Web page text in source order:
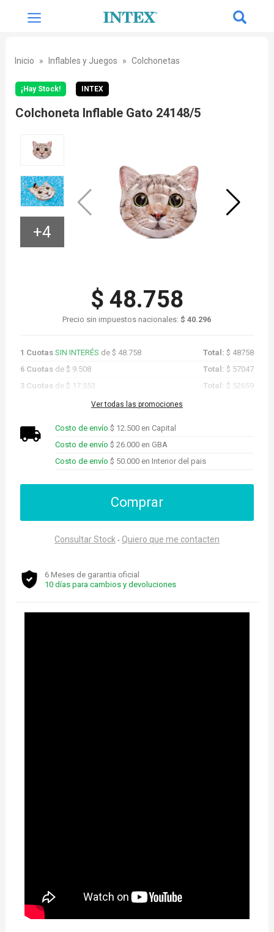
Inicio Inflables y Juegos Colchonetas
¡Hay Stock! INTEX
Colchoneta Inflable Gato 24148/5
+4
$ 48.758
Precio sin impuestos nacionales:$ 40.296
1 Cuotas SIN INTERÉS de $ 48.758 Total:$ 48758
6 Cuotasde $ 9.508 Total:$ 57047
3 Cuotas de $ 17.553 Total: $ 52659
de $ 46.320
Ver todas las promociones
Costo de envío $ 12.500 en Capital
Costo de envío $ 26.000 en GBA
Costo de envío $ 50.000 en Interior del pais
Comprar
Consultar Stock- Quiero que me contacten
6 Meses de garantia oficial
10 días para cambios y devoluciones